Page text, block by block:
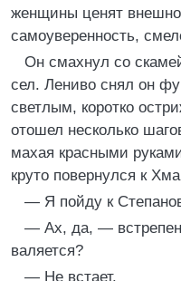
женщины ценят
самоуверенность,
Он смахнул со
сел. Лениво снял он
светлым, коротко
отошел несколько
махая красными
круто повернулся к
— Я пойду к
— Ах, да, —
валяется?
— Не встает.